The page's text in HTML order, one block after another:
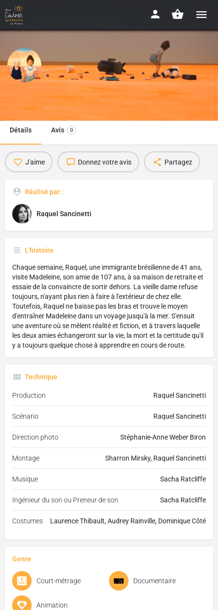
Madeleine
2023 - 15min
Détails Avis 0
J'aime Donnez votre avis Partagez
Réalisé par :
Raquel Sancinetti
L'histoire
Chaque semaine, Raquel, une immigrante brésilienne de 41 ans,
visite Madeleine, son amie de 107 ans, à sa maison de retraite et
essaie de la convaincre de sortir dehors. La vieille dame refuse
toujours, n'ayant plus rien à faire à l'extérieur de chez elle.
Toutefois, Raquel ne baisse pas les bras et trouve le moyen
d'entraîner Madeleine dans un voyage jusqu'à la mer. S'ensuit
une aventure où se mêlent réalité et fiction, et à travers laquelle
les deux amies échangeront sur la vie, la mort et la certitude qu'il
y a toujours quelque chose à apprendre en cours de route.
Technique
Production Raquel Sancinetti
Scénario Raquel Sancinetti
Direction photo Stéphanie-Anne Weber Biron
Montage Sharron Mirsky, Raquel Sancinetti
Musique Sacha Ratcliffe
Ingénieur du son ou Preneur de son Sacha Ratcliffe
Costumes Laurence Thibault, Audrey Rainville, Dominique Côté
Genre
Court-métrage Documentaire
Animation